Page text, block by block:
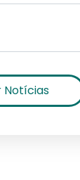
Notícias